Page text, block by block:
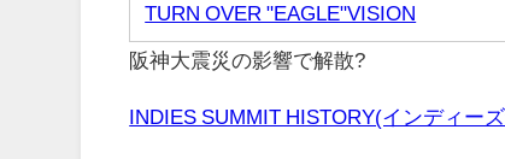
TURN OVER "EAGLE"VISION
阪神大震災の影響で解散?
INDIES SUMMIT HISTORY(インディー